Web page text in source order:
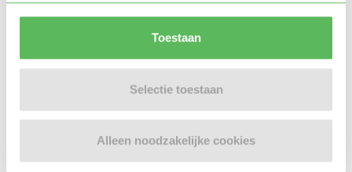
Toestaan
Selectie toestaan
Alleen noodzakelijke cookies